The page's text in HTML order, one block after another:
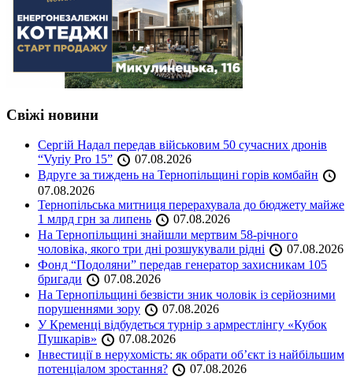
Свіжі новини
Сергій Надал передав військовим 50 сучасних дронів
“Vyriy Pro 15”
07.08.2026
Вдруге за тиждень на Тернопільщині горів комбайн
07.08.2026
Тернопільська митниця перерахувала до бюджету майже
1 млрд грн за липень
07.08.2026
На Тернопільщині знайшли мертвим 58-річного
чоловіка, якого три дні розшукували рідні
07.08.2026
Фонд “Подоляни” передав генератор захисникам 105
бригади
07.08.2026
На Тернопільщині безвісти зник чоловік із серйозними
порушеннями зору
07.08.2026
У Кременці відбудеться турнір з армрестлінгу «Кубок
Пушкарів»
07.08.2026
Інвестиції в нерухомість: як обрати об’єкт із найбільшим
потенціалом зростання?
07.08.2026